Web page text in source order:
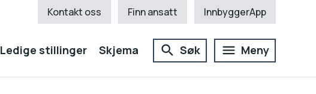
Kontakt oss Finn ansatt InnbyggerApp
Ledige stillinger Skjema Søk Meny